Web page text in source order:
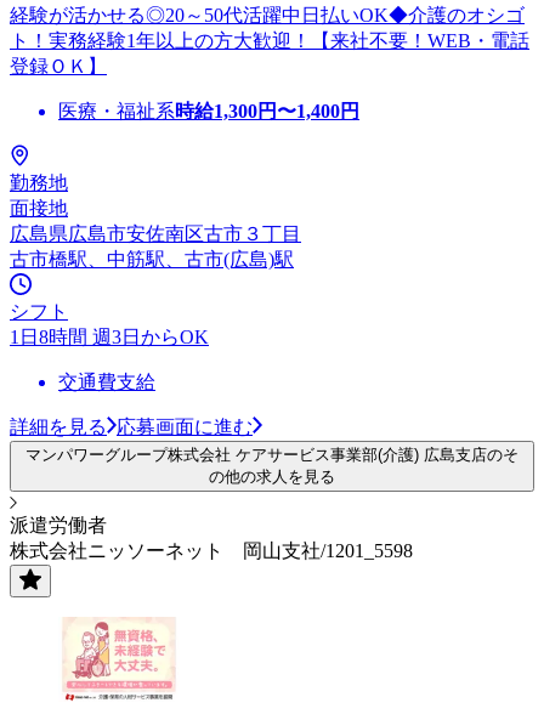
経験が活かせる◎20～50代活躍中日払いOK◆介護のオシゴ
ト！実務経験1年以上の方大歓迎！【来社不要！WEB・電話
登録ＯＫ】
医療・福祉系時給1,300円〜1,400円
勤務地
面接地
広島県広島市安佐南区古市３丁目
古市橋駅、中筋駅、古市(広島)駅
シフト
1日8時間 週3日からOK
交通費支給
詳細を見る 応募画面に進む
マンパワーグループ株式会社 ケアサービス事業部(介護) 広島支店のそ
の他の求人を見る
派遣労働者
株式会社ニッソーネット 岡山支社/1201_5598